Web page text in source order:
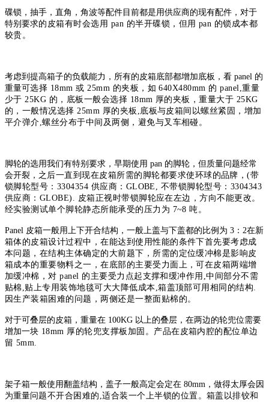
碟锁，抽手，直角，角波等配件目前都是用供应商的现有配件，对于
特别要求的皮箱有时会选用 pan 的半开碟锁，但用 pan 的锁成本都
较贵。
考虑到提高箱子的负载能力，所有的皮箱底部都增加底板，看 panel 的
重量可选择 18mm 或 25mm 的夹板，如 640X480mm 的 panel,重量
少于 25KG 的，底板一般会选择 18mm 厚的夹板，重量大于 25KG
的，一般情况选择 25mm 厚的夹板,底板与皮箱间以螺丝紧固，增加
平介弹介,螺丝分布于中间及两侧，避免与叉车相碰。
脚轮的选用我们有特别要求，早期使用 pan 的脚轮，但质量问题经常
会开裂， 之后一直到现在皮箱所需的脚轮都要求使环球的品牌，(带
锁脚轮型号： 3304354 供应商：GLOBE, 不带锁脚轮型号：3304343
供应商：GLOBE). 皮箱正视时带锁脚轮应在左边，方向不能更改。
经实验测试单个脚轮静态所能承受的压力为 7~8 吨。
Panel 皮箱一般用上下开合结构，一般上盖与下盖都的比例为 3：2在新
箱体的皮箱设计过程中，在能达到使用性能的条件下首先要考虑成
本问 题，在结构主体确定的大前题下，所需的定位缓冲棉是影响皮
箱成本的重要物料之一，在底部的主要受力面上，可在皮箱两端增
加缓冲棉，对 panel 的 主要受力点起支撑和缓冲作用,中间部分不需
贴棉,贴上专用装饰地毯可大大 降低成本,箱盖顶部可用相同的结构.
因生产装箱困难的问题，两侧还是一整面贴棉的。
对于可叠层的皮箱，重量在 100KG 以上的叠层，在两边的轮兜位需要
增加一块 18mm 厚的轮兜支撑板加固。产品在皮箱内腔的配位单边
留 5mm.
架子箱一般使用翻盖结构，盖子一般高定会定在 80mm，做得太厚会因
为重量问题不开合困难的,适合装一个上半锁的位置。箱盖以排铰和